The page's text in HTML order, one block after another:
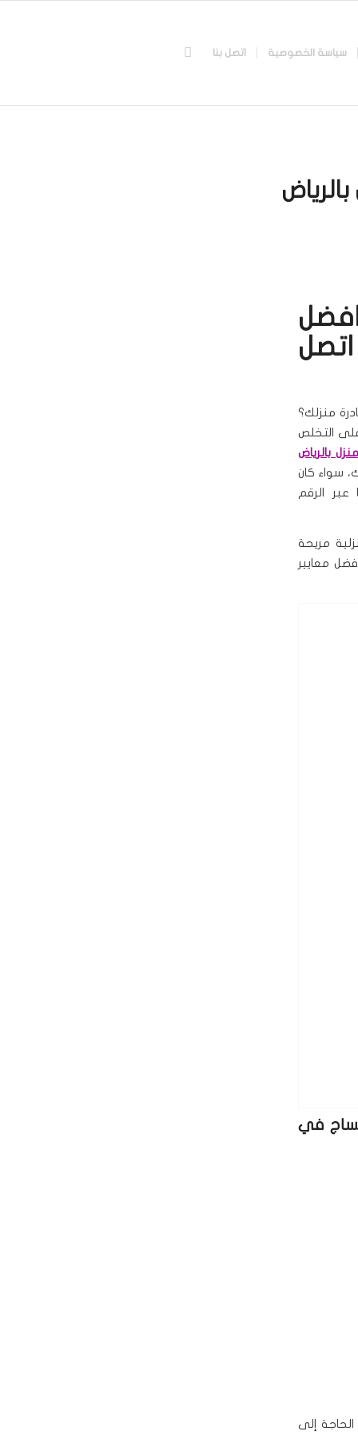
سياسة الخصوصية اتصل بنا
منزلك؟
التخلص
بالرياض
سواء كان
الرقم
مريحة
معايير
خدمات المساج في
إلى